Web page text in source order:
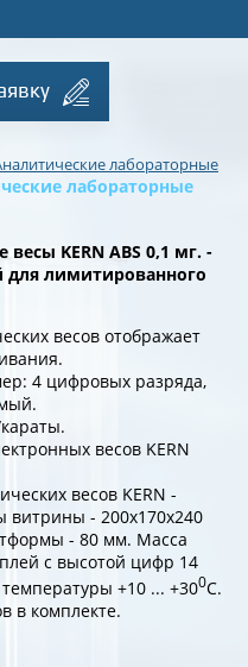
лабораторные
лабораторные
KERN ABS 0,1 мг. -
для лимитированного
весов отображает
4 цифровых разряда,
весов KERN
весов KERN -
витрины - 200х170х240
- 80 мм. Масса
с высотой цифр 14
+10 ... +300С.
в комплекте.